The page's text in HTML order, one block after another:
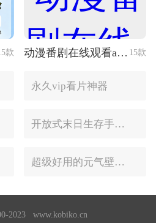
款 动漫番剧在线观看app推荐 15款
永久vip看片神器
开放式末日生存手游合集
超级好用的元气壁纸软件大全
2023 www.kobiko.cn